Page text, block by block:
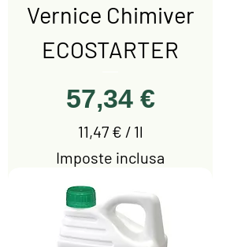
t
r
o
Vernice Chimiver
ECOSTARTER
Prezzo
57,34 €
11,47 € / 1l
4
7
Imposte inclusa